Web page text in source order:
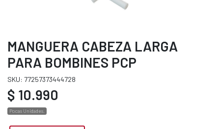
MANGUERA CABEZA LARGA
PARA BOMBINES PCP
SKU: 77257373444728
$ 10.990
Pocas Unidades.